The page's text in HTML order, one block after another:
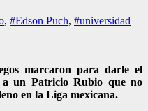
, #Edson Puch, #universidad
marcaron para darle el
un Patricio Rubio que no
en la Liga mexicana.